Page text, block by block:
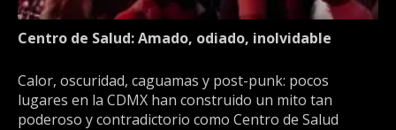
Centro de Salud: Amado, odiado, inolvidable
Calor, oscuridad, caguamas y post-punk: pocos
lugares en la CDMX han construido un mito tan
poderoso y contradictorio como Centro de Salud